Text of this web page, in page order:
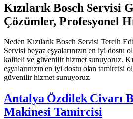
Kızılarık Bosch Servisi
Çözümler, Profesyonel
Neden Kızılarık Bosch Servisi Tercih
Servisi beyaz eşyalarınızın en iyi dostu
kaliteli ve güvenilir hizmet sunuyoruz.
eşyalarınızın en iyi dostu olan tamircisi
güvenilir hizmet sunuyoruz.
Antalya Özdilek Civarı
Makinesi Tamircisi